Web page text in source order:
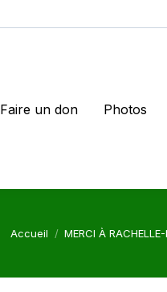
Faire un don Photos
Vous êtes ici :
Accueil MERCI À